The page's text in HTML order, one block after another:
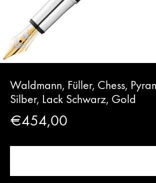
Waldmann, Füller, Chess,
Silber, Lack Schwarz, Gold
€454,00